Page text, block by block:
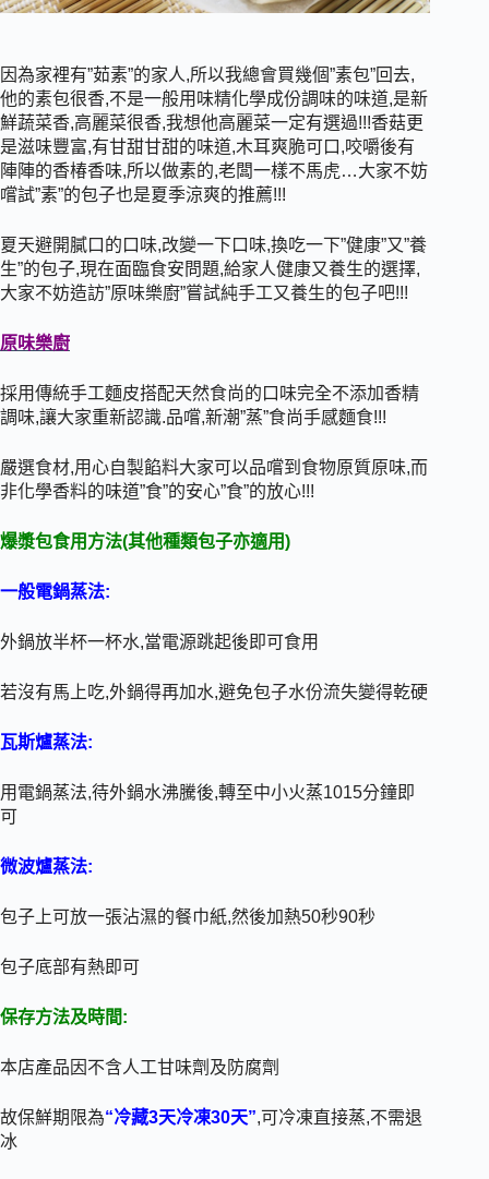
因為家裡有”茹素”的家人,所以我總會買幾個”素包”回去,
他的素包很香,不是一般用味精化學成份調味的味道,是新
鮮蔬菜香,高麗菜很香,我想他高麗菜一定有選過!!!香菇更
是滋味豐富,有甘甜甘甜的味道,木耳爽脆可口,咬嚼後有
陣陣的香椿香味,所以做素的,老闆一樣不馬虎…大家不妨
嚐試”素”的包子也是夏季涼爽的推薦!!!
夏天避開膩口的口味,改變一下口味,換吃一下”健康”又”養
生”的包子,現在面臨食安問題,給家人健康又養生的選擇,
大家不妨造訪”原味樂廚”嘗試純手工又養生的包子吧!!!
原味樂廚
採用傳統手工麵皮搭配天然食尚的口味完全不添加香精
調味,讓大家重新認識.品嚐,新潮”蒸”食尚手感麵食!!!
嚴選食材,用心自製餡料大家可以品嚐到食物原質原味,而
非化學香料的味道”食”的安心”食”的放心!!!
爆漿包食用方法(其他種類包子亦適用)
一般電鍋蒸法:
外鍋放半杯一杯水,當電源跳起後即可食用
若沒有馬上吃,外鍋得再加水,避免包子水份流失變得乾硬
瓦斯爐蒸法:
用電鍋蒸法,待外鍋水沸騰後,轉至中小火蒸1015分鐘即
可
微波爐蒸法:
包子上可放一張沾濕的餐巾紙,然後加熱50秒90秒
包子底部有熱即可
保存方法及時間:
本店產品因不含人工甘味劑及防腐劑
故保鮮期限為“冷藏3天冷凍30天”,可冷凍直接蒸,不需退
冰